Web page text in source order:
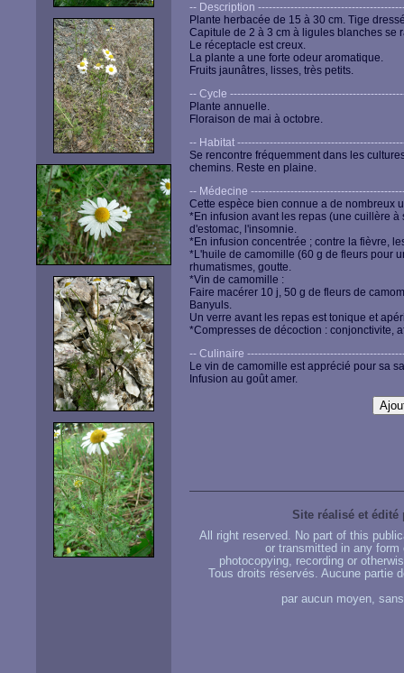
-- Description
Plante herbacée de 15 à 30 cm. Tige
Capitule de 2 à 3 cm à ligules blanches se
Le réceptacle est creux.
La plante a une forte odeur aromatique.
Fruits jaunâtres, lisses, très petits.
-- Cycle
Plante annuelle.
Floraison de mai à octobre.
-- Habitat
Se rencontre fréquemment dans les
chemins. Reste en plaine.
-- Médecine
Cette espèce bien connue a de nombreux
*En infusion avant les repas (une cuillère
d'estomac, l'insomnie.
*En infusion concentrée ; contre la fièvre,
*L'huile de camomille (60 g de fleurs pour
rhumatismes, goutte.
*Vin de camomille :
Faire macérer 10 j, 50 g de fleurs de
Banyuls.
Un verre avant les repas est tonique et
*Compresses de décoction : conjonctivite,
-- Culinaire
Le vin de camomille est apprécié pour sa
Infusion au goût amer.
Site réalisé et édité
All right reserved. No part of this
or transmitted in any
photocopying, recording or
Tous droits réservés. Aucune
par aucun moyen,